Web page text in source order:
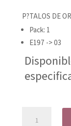
P?TALOS DE
Pack: 1
E197 -> 03